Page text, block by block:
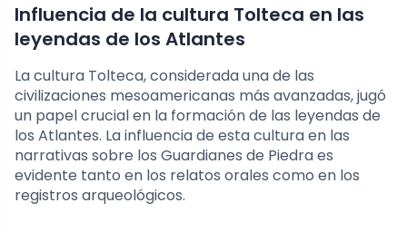
Influencia de la cultura Tolteca en las
leyendas de los Atlantes
La cultura Tolteca, considerada una de las
civilizaciones mesoamericanas más avanzadas, jugó
un papel crucial en la formación de las leyendas de
los Atlantes. La influencia de esta cultura en las
narrativas sobre los Guardianes de Piedra es
evidente tanto en los relatos orales como en los
registros arqueológicos.